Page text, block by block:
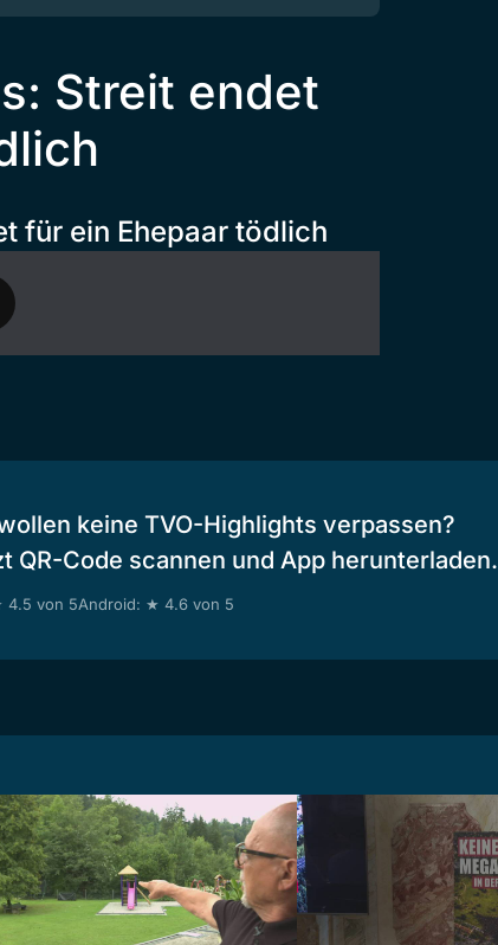
Streit endet
für ein Ehepaar tödlich
keine TVO-Highlights verpassen?
QR-Code scannen und App herunterladen.
4.5 von 5Android: ★ 4.6 von 5